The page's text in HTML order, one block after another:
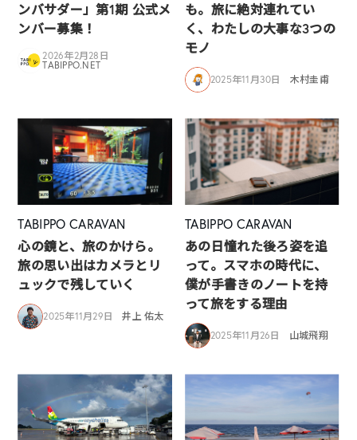
ンバサダー」第1期 公式メ
ンバー募集！
2026年2月28日
TABIPPO.NET
も。旅に絶対連れてい
く、わたしの大事な3つの
モノ
2025年11月30日 木村圭甫
TABIPPO CARAVAN
心の鏡と、旅のかけら。
旅の思い出はカメラとリ
ュックで残していく
2025年11月29日 井上 佑太
TABIPPO CARAVAN
あの日憧れた後ろ姿を追
って。スマホの時代に、
僕が手書きのノートを持
って旅をする理由
2025年11月26日 山城飛翔